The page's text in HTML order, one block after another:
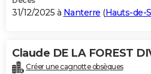
FORUM
31/12/2025 à Nanterre (Hauts-de-
Claude DE LA FOREST
Créer une cagnotte obsèques